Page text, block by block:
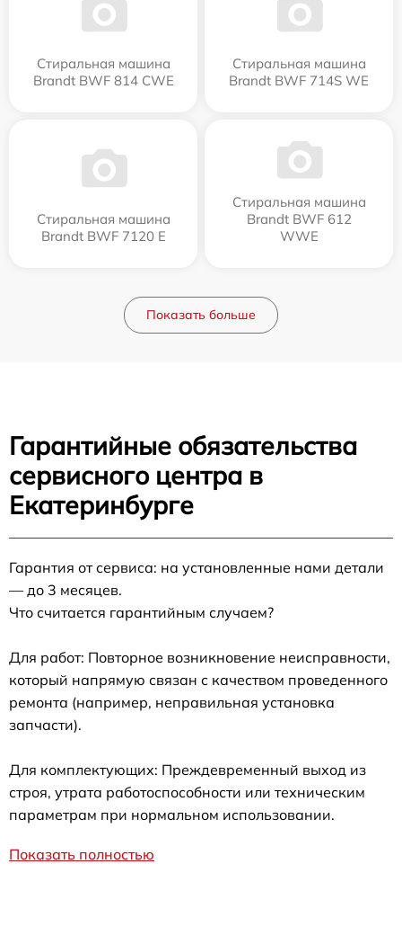
Стиральная машина
Brandt BWF 814 CWE
Стиральная машина
Brandt BWF 714S WE
Стиральная машина
Brandt BWF 7120 E
Стиральная машина
Brandt BWF 612
WWE
Показать больше
Гарантийные обязательства
сервисного центра в
Екатеринбурге
Гарантия от сервиса: на установленные нами детали
— до 3 месяцев.
Что считается гарантийным случаем?
Для работ: Повторное возникновение неисправности,
который напрямую связан с качеством проведенного
ремонта (например, неправильная установка
запчасти).
Для комплектующих: Преждевременный выход из
строя, утрата работоспособности или техническим
параметрам при нормальном использовании.
Показать полностью